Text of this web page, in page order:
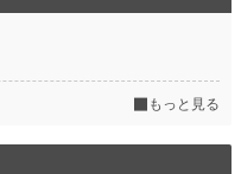
もっと見る